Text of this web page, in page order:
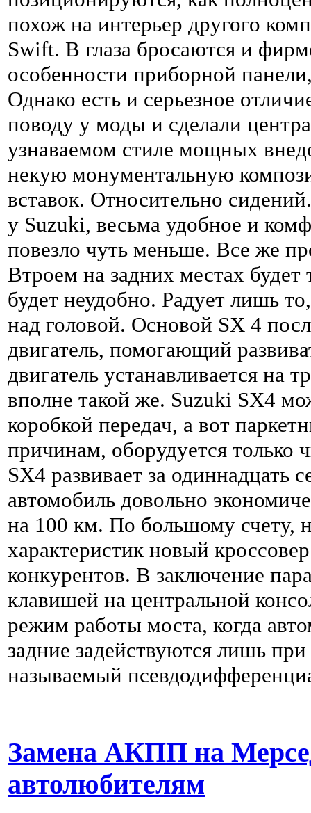
похож на интерьер другого
Swift. В глаза бросаются и
особенности приборной
Однако есть и серьезное
поводу у моды и сделали
узнаваемом стиле мощных
некую монументальную
вставок. Относительно
у Suzuki, весьма удобное и
повезло чуть меньше. Все же
Втроем на задних местах будет
будет неудобно. Радует лишь
над головой. Основой SX 4
двигатель, помогающий
двигатель устанавливается
вполне такой же. Suzuki SX4
коробкой передач, а вот
причинам, оборудуется
SX4 развивает за
автомобиль довольно
на 100 км. По большому счету,
характеристик новый
конкурентов. В заключение
клавишей на центральной
режим работы моста, когда
задние задействуются лишь
называемый
Замена АКПП на
автолюбителям